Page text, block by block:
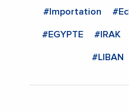
#Importation
#EGYPTE #IRAK
#LIBAN